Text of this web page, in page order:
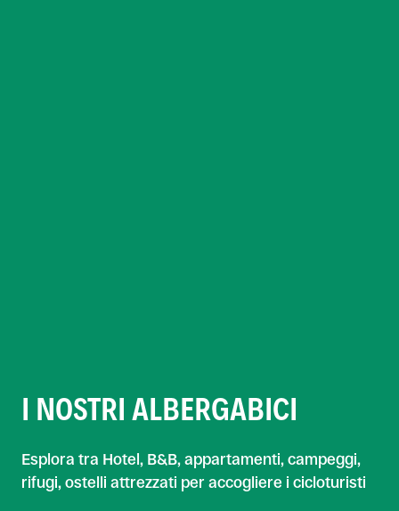
I NOSTRI ALBERGABICI
Esplora tra Hotel, B&B, appartamenti, campeggi,
rifugi, ostelli attrezzati per accogliere i cicloturisti